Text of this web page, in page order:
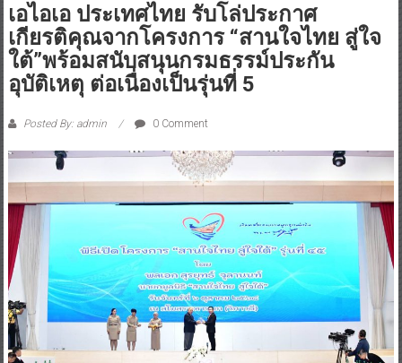
เอไอเอ ประเทศไทย รับโล่ประกาศ
เกียรติคุณจากโครงการ “สานใจไทย สู่ใจ
ใต้”พร้อมสนับสนุนกรมธรรม์ประกัน
อุบัติเหตุ ต่อเนื่องเป็นรุ่นที่ 5
Posted By: admin 0 Comment